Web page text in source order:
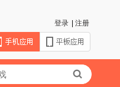
注册
登录